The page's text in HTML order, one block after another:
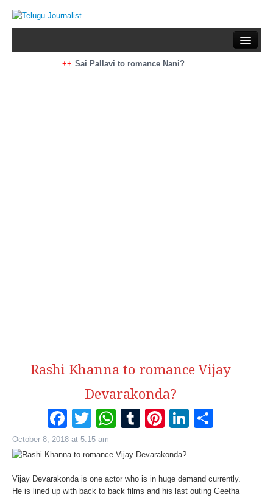
Sai Pallavi to romance Nani?
Kiara Advani to romance Pawan Kalyan
Rashi Khanna to romance Vijay
Devarakonda?
Facebook
Twitter
WhatsApp
Tumblr
Pinterest
October 8, 2018 at 5:15 am
Vijay Devarakonda is one actor who is in huge demand currently.
He is lined up with back to back films and his last outing Geetha